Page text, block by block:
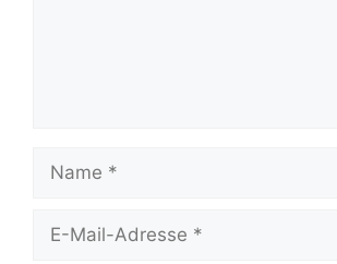
Mail-